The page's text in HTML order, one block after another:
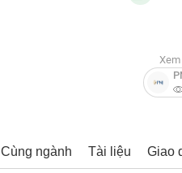
Cùng ngành Tài liệu Giao